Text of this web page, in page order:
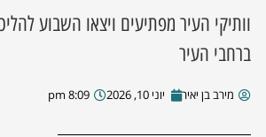
וותיקי העיר מפתיעים ויצאו השבוע
ברחבי העיר
מירב בן יאיר יוני 10, 2026 8:09 pm